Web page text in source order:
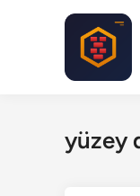
yüzey